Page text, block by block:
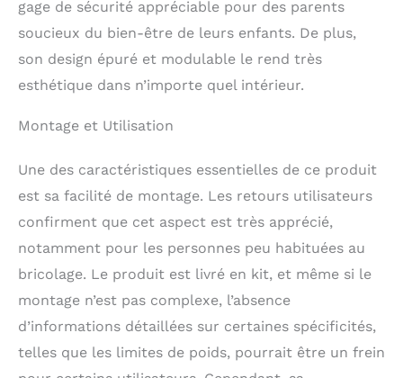
des muscles
Indépendance - votre
plus de choses sans
votre aide Naturel et
sans danger pour les
plastique dans
l’emballage
gage de sécurité appréciable pour des parents
soucieux du bien-être de leurs enfants. De plus,
son design épuré et modulable le rend très
esthétique dans n’importe quel intérieur.
Montage et Utilisation
Une des caractéristiques essentielles de ce produit
est sa facilité de montage. Les retours utilisateurs
confirment que cet aspect est très apprécié,
notamment pour les personnes peu habituées au
bricolage. Le produit est livré en kit, et même si le
montage n’est pas complexe, l’absence
d’informations détaillées sur certaines spécificités,
telles que les limites de poids, pourrait être un frein